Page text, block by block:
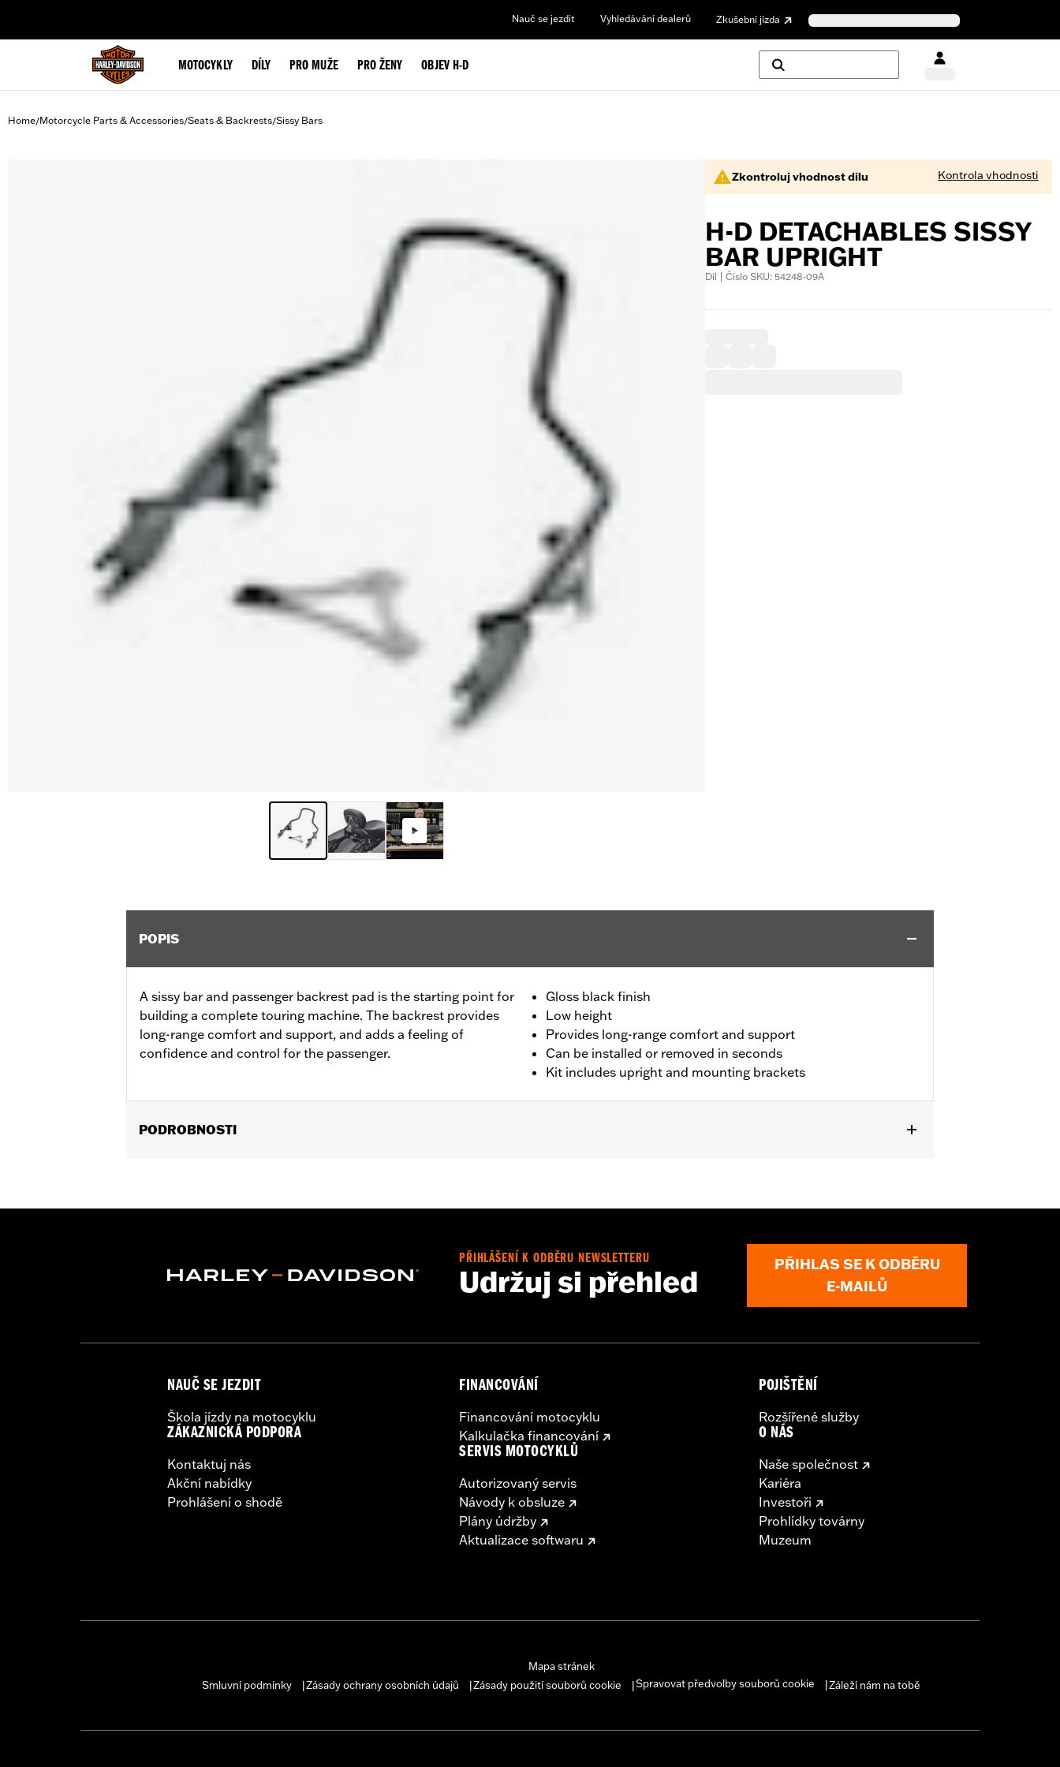
Nauč se jezdit Vyhledávání dealerů Zkušební jízda
MOTOCYKLY DÍLY PRO MUŽE PRO ŽENY OBJEV H-D
Home/Motorcycle Parts & Accessories/Seats & Backrests/Sissy Bars
Zkontroluj vhodnost dílu Kontrola vhodnosti
H-D DETACHABLES SISSY
BAR UPRIGHT
Díl | Číslo SKU: 54248-09A
POPIS
A sissy bar and passenger backrest pad is the starting point for
building a complete touring machine. The backrest provides
long-range comfort and support, and adds a feeling of
confidence and control for the passenger.
Gloss black finish
Low height
Provides long-range comfort and support
Can be installed or removed in seconds
Kit includes upright and mounting brackets
PODROBNOSTI
FLTRXSTSE models require the additional purchase of Detachable Conversion Hardware Kit P/N 54000383. '24 FLTRXSTSE requires
54000337 hardware kit. Does not fit with Remote Reservoir Rear Shock Kits P/N 54000193, 54000350, and 54000351.
Mounting Style:Detachable
Material Height UOM:
Material:Steel
In the Box:Upright and mounting brackets
WARRANTY: 1 year limited warranty – Go to www.h-d.com/warrantyfor full details
PŘIHLÁŠENÍ K ODBĚRU NEWSLETTERU
Udržuj si přehled
PŘIHLAS SE K ODBĚRU
E-MAILŮ
NAUČ SE JEZDIT
Škola jízdy na motocyklu
ZÁKAZNICKÁ PODPORA
Kontaktuj nás
Akční nabídky
Prohlášení o shodě
FINANCOVÁNÍ
Financování motocyklu
Kalkulačka financování
SERVIS MOTOCYKLŮ
Autorizovaný servis
Návody k obsluze
Plány údržby
Aktualizace softwaru
POJIŠTĚNÍ
Rozšířené služby
O NÁS
Naše společnost
Kariéra
Investoři
Prohlídky továrny
Muzeum
Mapa stránek
Smluvní podmínky
Zásady ochrany osobních údajů Zásady použití souborů cookie Spravovat předvolby souborů cookie Záleží nám na tobě